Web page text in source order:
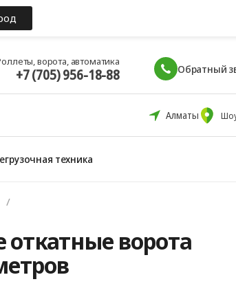
ворота, автоматика
+7 (705) 956-18-88 Обратный
Алматы
техника
откатные ворота